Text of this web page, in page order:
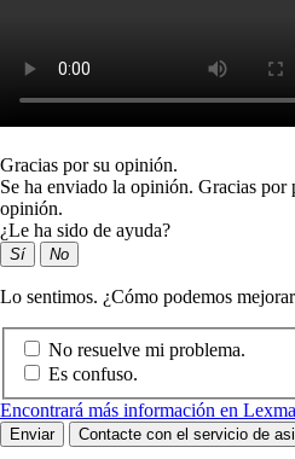
Gracias por su opinión.
Se ha enviado la opinión. Gracias por
opinión.
¿Le ha sido de ayuda?
Sí No
Lo sentimos. ¿Cómo podemos
No resuelve mi problema.
Es confuso.
Encontrará más información en
Enviar Contacte con el servicio de